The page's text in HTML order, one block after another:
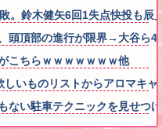
。鈴木健矢6回1失点快投も
頭頂部の進行が限界→大谷ら
こちらｗｗｗｗｗｗｗ他
しいものリストからアロマキ
ない駐車テクニックを見せつ